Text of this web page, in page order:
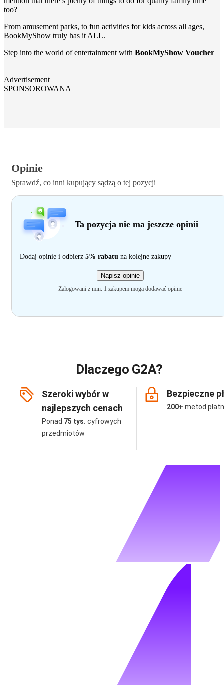
too?
From amusement parks, to fun activities for kids across all ages,
BookMyShow truly has it ALL.
Step into the world of entertainment with BookMyShow Voucher
Advertisement
SPONSOROWANA
Opinie
Sprawdź, co inni kupujący sądzą o tej pozycji
Ta pozycja nie ma jeszcze opinii
Dodaj opinię i odbierz 5% rabatu na kolejne zakupy
Napisz opinię
Zalogowani z min. 1 zakupem mogą dodawać opinie
Dlaczego G2A?
Szeroki wybór w
najlepszych cenach
Ponad 75 tys. cyfrowych
przedmiotów
Bezpieczne
200+ metod